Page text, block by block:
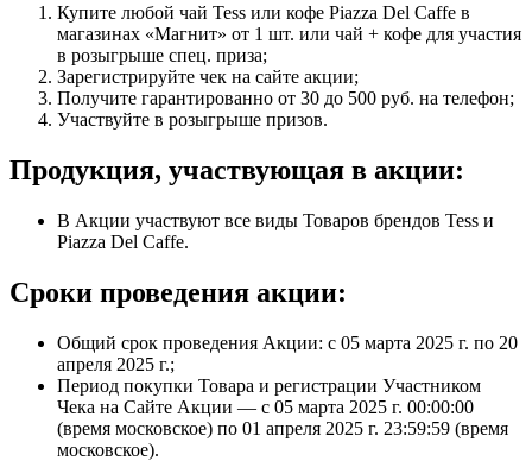
Купите любой чай Tess или кофе Piazza Del Caffe в
магазинах «Магнит» от 1 шт. или чай + кофе для участия
в розыгрыше спец. приза;
Зарегистрируйте чек на сайте акции;
Получите гарантированно от 30 до 500 руб. на телефон;
Участвуйте в розыгрыше призов.
Продукция, участвующая в акции:
В Акции участвуют все виды Товаров брендов Tess и
Piazza Del Caffe.
Сроки проведения акции:
Общий срок проведения Акции: с 05 марта 2025 г. по 20
апреля 2025 г.;
Период покупки Товара и регистрации Участником
Чека на Сайте Акции — с 05 марта 2025 г. 00:00:00
(время московское) по 01 апреля 2025 г. 23:59:59 (время
московское).